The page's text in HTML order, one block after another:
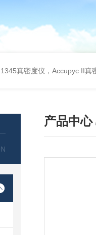
真密度仪，Accupyc II真
产品中心